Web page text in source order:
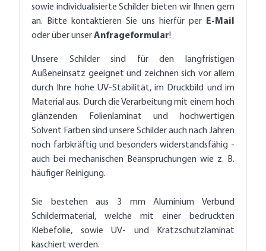
sowie individualisierte Schilder bieten wir Ihnen gern
an. Bitte kontaktieren Sie uns hierfür per
E-Mail
oder über unserAnfrageformular!
Unsere Schilder sind für den langfristigen
Außeneinsatz geeignet und zeichnen sich vor allem
durch Ihre hohe UV-Stabilität, im Druckbild und im
Material aus. Durch die Verarbeitung mit einem hoch
glänzenden Folienlaminat und hochwertigen
Solvent Farben sind unsere Schilder auch nach Jahren
noch farbkräftig und besonders widerstandsfähig -
auch bei mechanischen Beanspruchungen wie z. B.
häufiger Reinigung.
Sie bestehen aus 3 mm Aluminium Verbund
Schildermaterial, welche mit einer bedruckten
Klebefolie, sowie UV- und Kratzschutzlaminat
kaschiert werden.